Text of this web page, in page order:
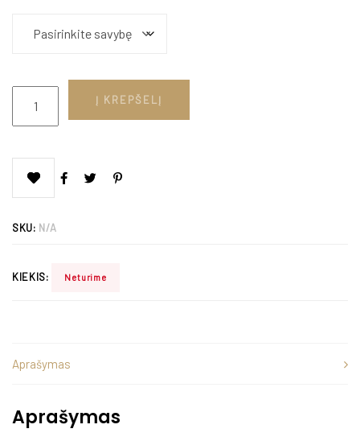
Į KREPŠELĮ
SKU: N/A
KIEKIS: Neturime
Aprašymas
Aprašymas